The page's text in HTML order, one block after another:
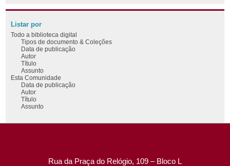
Listar por
Todo a biblioteca digital
Tipos de documento & Coleções
Data de publicação
Autor
Título
Assunto
Esta Comunidade
Data de publicação
Autor
Título
Assunto
Rua da Praça do Relógio, 109 – Bloco L